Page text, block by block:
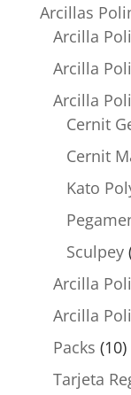
Arcillas
Arcilla
Arcilla
Arcilla
Cernit
Cernit
Kato
Sculpey
Arcilla
Arcilla
Packs (10)
Tarjeta